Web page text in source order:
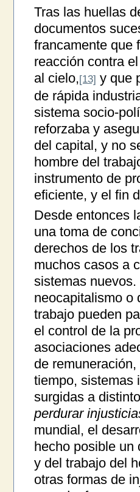
Tras las huellas
documentos
francamente que
reacción contra
al cielo,[13] y que
de rápida
sistema socio-
reforzaba y
del capital, y no
hombre del
instrumento de
eficiente, y el fin
Desde entonces
una toma de
derechos de los
muchos casos a
sistemas
neocapitalismo o
trabajo pueden
el control de la
asociaciones
de
tiempo, sistemas
surgidas a
perdurar
mundial, el
hecho posible
y del trabajo del
otras formas de